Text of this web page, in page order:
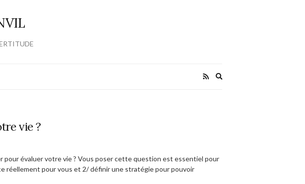
vie ?
pour évaluer votre vie ? Vous poser cette question est essentiel pour
réellement pour vous et 2/ définir une stratégie pour pouvoir